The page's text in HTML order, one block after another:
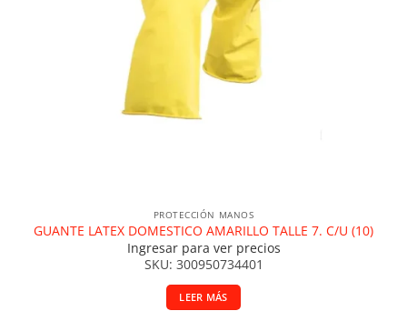
PROTECCIÓN MANOS
GUANTE LATEX DOMESTICO AMARILLO TALLE 7. C/U (10)
Ingresar para ver precios
SKU: 300950734401
LEER MÁS